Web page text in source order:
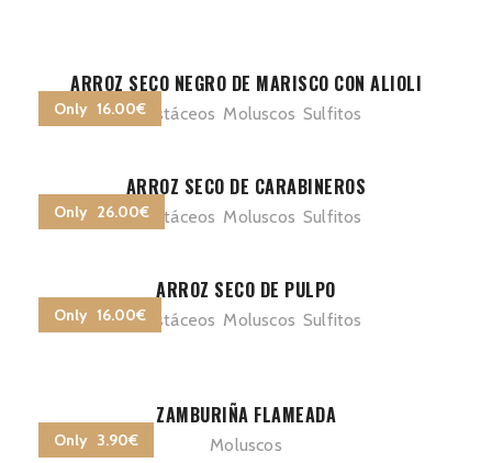
Only 16.00€
ARROZ SECO NEGRO DE MARISCO CON ALIOLI
Crustáceos Moluscos Sulfitos
Only 26.00€
ARROZ SECO DE CARABINEROS
Crustáceos Moluscos Sulfitos
Only 16.00€
ARROZ SECO DE PULPO
Crustáceos Moluscos Sulfitos
Only 3.90€
ZAMBURIÑA FLAMEADA
Moluscos